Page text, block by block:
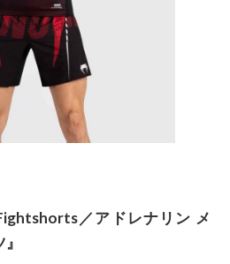
／アドレナリン メ